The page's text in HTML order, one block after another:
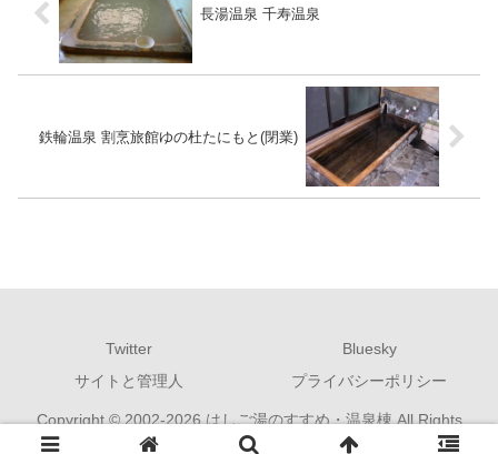
長湯温泉 千寿温泉
鉄輪温泉 割烹旅館ゆの杜たにもと(閉業)
Twitter
Bluesky
サイトと管理人
プライバシーポリシー
Copyright © 2002-2026 はしご湯のすすめ・温泉棟 All Rights
Reserved.